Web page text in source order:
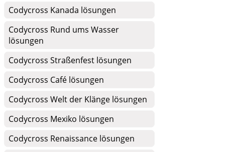
Codycross Kanada lösungen
Codycross Rund ums Wasser
lösungen
Codycross Straßenfest lösungen
Codycross Café lösungen
Codycross Welt der Klänge lösungen
Codycross Mexiko lösungen
Codycross Renaissance lösungen